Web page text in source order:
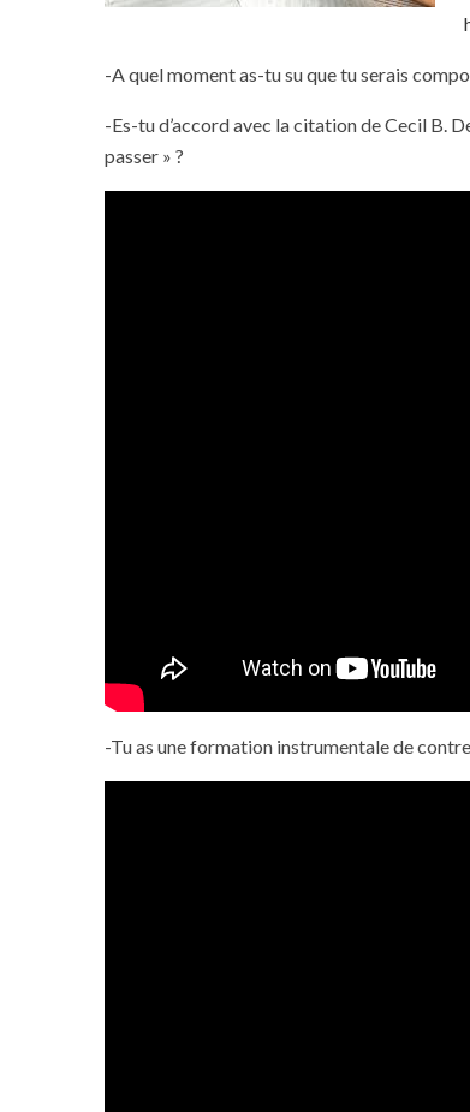
-A quel moment as-tu su que tu serais
-Es-tu d’accord avec la citation de Cecil B.
passer » ?
-Tu as une formation instrumentale de